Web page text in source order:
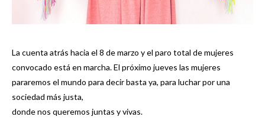
La cuenta atrás hacia el 8 de marzo y el paro total de mujeres
convocado está en marcha. El próximo jueves las mujeres
pararemos el mundo para decir basta ya, para luchar por una
sociedad más justa,
donde nos queremos juntas y vivas.